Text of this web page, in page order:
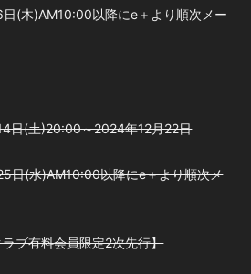
(木)AM10:00以降にe＋より順次メー
日(土)20:00～2024年12月22日
日(水)AM10:00以降にe＋より順次メ
ブ有料会員限定2次先行】